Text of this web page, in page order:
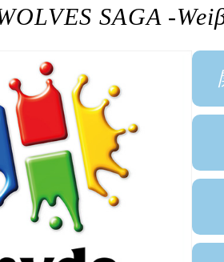
SAGA -